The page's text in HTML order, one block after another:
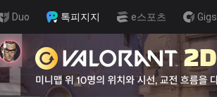
Duo 톡피지지 e스포츠 Gigs